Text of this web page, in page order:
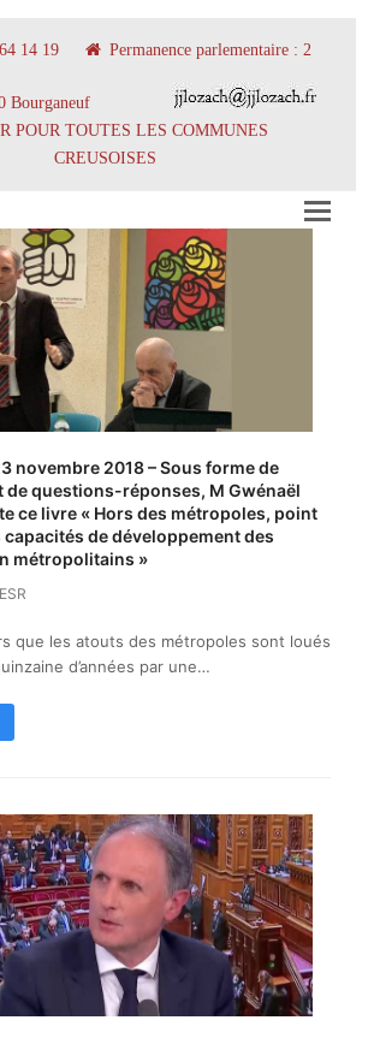
14 19 Permanence parlementaire : 2
Bourganeuf
POUR TOUTES LES COMMUNES
CREUSOISES
novembre 2018 – Sous forme de
de questions-réponses, M Gwénaël
ce livre « Hors des métropoles, point
capacités de développement des
métropolitains »
que les atouts des métropoles sont loués
d’années par une…